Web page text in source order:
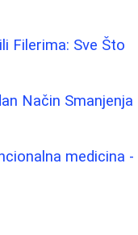
Filerima: Sve Što
Način Smanjenja
medicina -